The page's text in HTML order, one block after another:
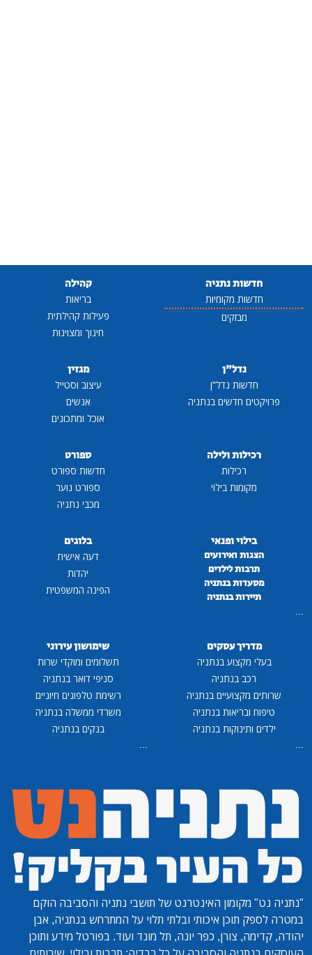
חדשות נתניה
חדשות מקומיות
מבזקים
קהילה
בריאות
פעילות קהילתית
חינוך ומצוינות
נדל"ן
חדשות נדל"ן
פרויקטים חדשים בנתניה
מגזין
עיצוב וסטייל
אנשים
אוכל ומתכונים
רכילות ולילה
רכילות
מקומות בילוי
ספורט
חדשות ספורט
ספורט נוער
מכבי נתניה
בילוי ופנאי
הצגות ואירועים
תרבות לילדים
מסעדות בנתניה
תיירות בנתניה
בלוגים
דעה אישית
יהדות
הפינה המשפטית
מדריך עסקים
בעלי מקצוע בנתניה
רכב בנתניה
שרותים מקצועיים בנתניה
טיפוח ובריאות בנתניה
ילדים ותינוקות בנתניה
שימושון עירוני
תשלומים ומוקדי שרות
סניפי דואר בנתניה
רשימת טלפונים חיוניים
משרדי ממשלה בנתניה
בנקים בנתניה
"נתניה נט" מקומון האינטרנט של תושבי נתניה והסביבה הוקם
במטרה לספק תוכן איכותי ובלתי תלוי על המתרחש בנתניה, אבן
יהודה, קדימה, צורן, כפר יונה, תל מונד ועוד. בפורטל מידע ותוכן